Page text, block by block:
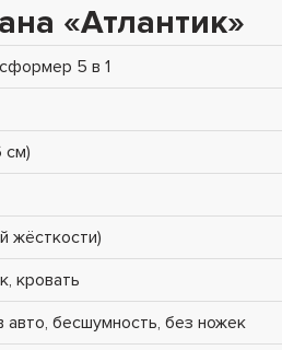
«Атлантик»
5 в 1
см)
жёсткости)
кровать
авто, бесшумность, без ножек